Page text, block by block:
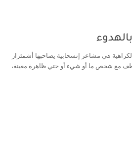
هي مشاعر إنسحابية يصاحبها أشمئزاز
مع شخص ما أو شيء أو حتي ظاهرة معينة،